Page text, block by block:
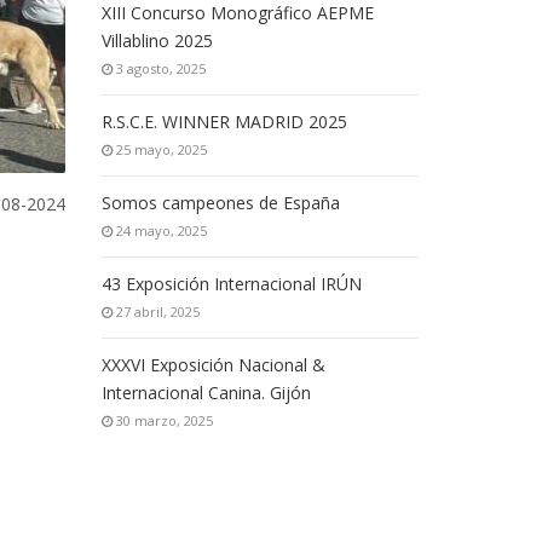
2024
XIII Concurso Monográfico AEPME
Villablino 2025
3 agosto, 2025
R.S.C.E. WINNER MADRID 2025
25 mayo, 2025
Somos campeones de España
24 mayo, 2025
43 Exposición Internacional IRÚN
27 abril, 2025
XXXVI Exposición Nacional &
Internacional Canina. Gijón
30 marzo, 2025